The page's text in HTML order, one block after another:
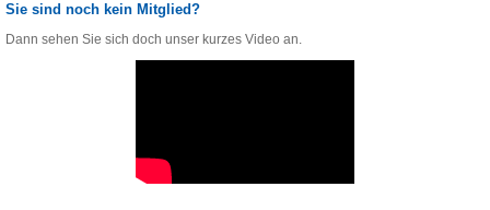
Sie sind noch kein Mitglied?
Dann sehen Sie sich doch unser kurzes Video an.